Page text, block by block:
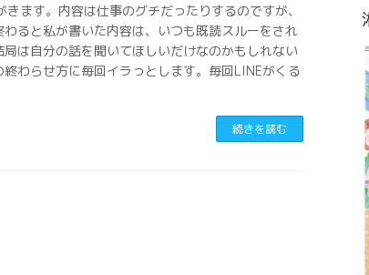
きます。内容は仕事のグチだったりするのですが、
ると私が書いた内容は、いつも既読スルーをされ
は自分の話を聞いてほしいだけなのかもしれない
終わらせ方に毎回イラっとします。毎回LINEがくる
続きを読む